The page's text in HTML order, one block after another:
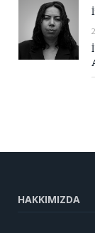
HAKKIMIZDA